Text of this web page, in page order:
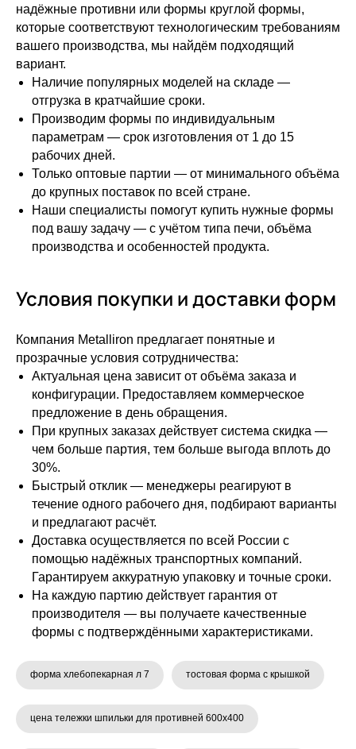
надёжные противни или формы круглой формы,
которые соответствуют технологическим требованиям
вашего производства, мы найдём подходящий
вариант.
Наличие популярных моделей на складе —
отгрузка в кратчайшие сроки.
Производим формы по индивидуальным
параметрам — срок изготовления от 1 до 15
рабочих дней.
Только оптовые партии — от минимального объёма
до крупных поставок по всей стране.
Наши специалисты помогут купить нужные формы
под вашу задачу — с учётом типа печи, объёма
производства и особенностей продукта.
Условия покупки и доставки форм
Компания Metalliron предлагает понятные и
прозрачные условия сотрудничества:
Актуальная цена зависит от объёма заказа и
конфигурации. Предоставляем коммерческое
предложение в день обращения.
При крупных заказах действует система скидка —
чем больше партия, тем больше выгода вплоть до
30%.
Быстрый отклик — менеджеры реагируют в
течение одного рабочего дня, подбирают варианты
и предлагают расчёт.
Доставка осуществляется по всей России с
помощью надёжных транспортных компаний.
Гарантируем аккуратную упаковку и точные сроки.
На каждую партию действует гарантия от
производителя — вы получаете качественные
формы с подтверждёнными характеристиками.
форма хлебопекарная л 7 тостовая форма с крышкой
цена тележки шпильки для противней 600x400